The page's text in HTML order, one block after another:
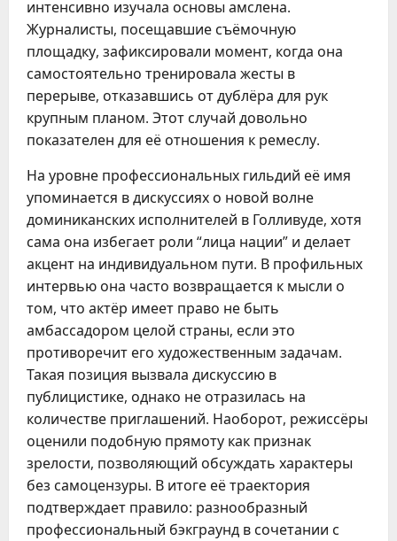
интенсивно изучала основы амслена.
Журналисты, посещавшие съёмочную
площадку, зафиксировали момент, когда она
самостоятельно тренировала жесты в
перерыве, отказавшись от дублёра для рук
крупным планом. Этот случай довольно
показателен для её отношения к ремеслу.
На уровне профессиональных гильдий её имя
упоминается в дискуссиях о новой волне
доминиканских исполнителей в Голливуде, хотя
сама она избегает роли “лица нации” и делает
акцент на индивидуальном пути. В профильных
интервью она часто возвращается к мысли о
том, что актёр имеет право не быть
амбассадором целой страны, если это
противоречит его художественным задачам.
Такая позиция вызвала дискуссию в
публицистике, однако не отразилась на
количестве приглашений. Наоборот, режиссёры
оценили подобную прямоту как признак
зрелости, позволяющий обсуждать характеры
без самоцензуры. В итоге её траектория
подтверждает правило: разнообразный
профессиональный бэкграунд в сочетании с